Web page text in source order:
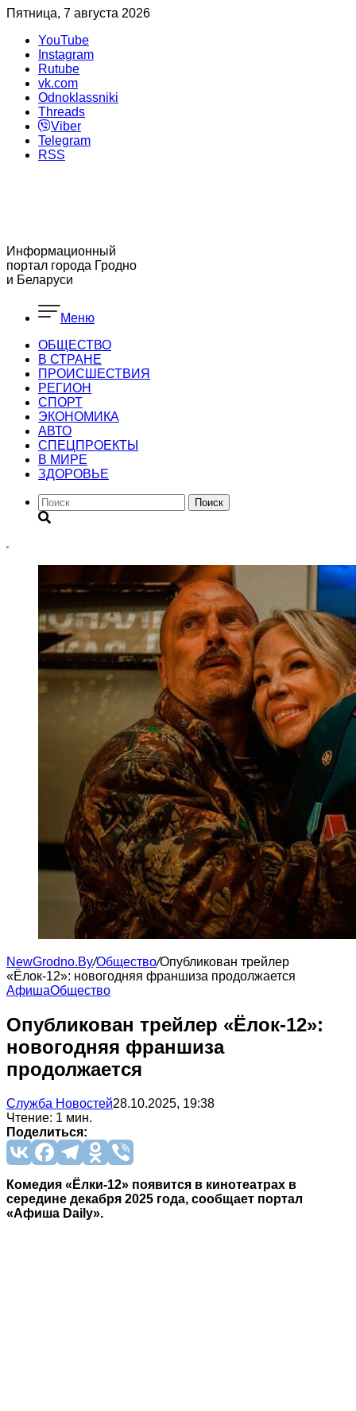
Пятница, 7 августа 2026
YouTube
Instagram
Rutube
vk.com
Odnoklassniki
Threads
Viber
Telegram
RSS
Информационный
портал города Гродно
и Беларуси
Меню
ОБЩЕСТВО
В СТРАНЕ
ПРОИСШЕСТВИЯ
РЕГИОН
CПОРТ
ЭКОНОМИКА
АВТО
СПЕЦПРОЕКТЫ
В МИРЕ
ЗДОРОВЬЕ
Поиск
NewGrodno.By/Общество/Опубликован трейлер
«Ёлок-12»: новогодняя франшиза продолжается
АфишаОбщество
Опубликован трейлер «Ёлок-12»:
новогодняя франшиза
продолжается
Служба Новостей28.10.2025, 19:38
Чтение: 1 мин.
Поделиться:
Комедия «Ёлки-12» появится в кинотеатрах в
середине декабря 2025 года, сообщает портал
«Афиша Daily».